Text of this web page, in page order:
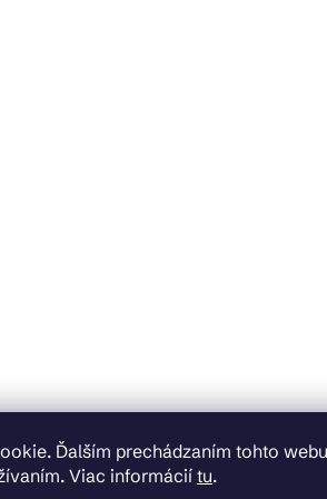
Ďalším prechádzaním tohto
Viac informácií tu.